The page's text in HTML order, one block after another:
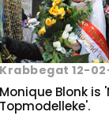
Krabbegat 12-
Monique Blonk is
Topmodelleke'.